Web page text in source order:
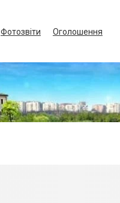
Фотозвіти Оголошення